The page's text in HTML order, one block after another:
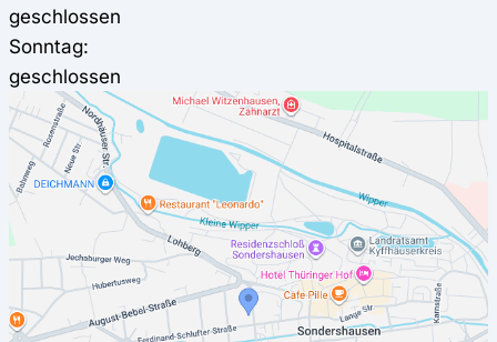
geschlossen
Sonntag:
geschlossen